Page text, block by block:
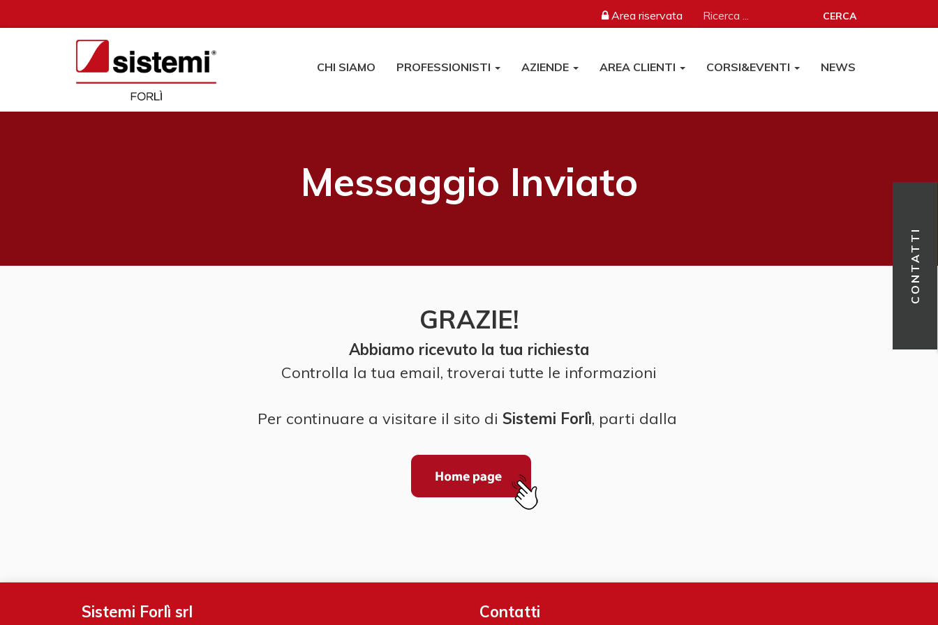
CONTATTI
Area riservata CERCA
CHI SIAMO PROFESSIONISTI AZIENDE AREA CLIENTI CORSI&EVENTI NEWS
Messaggio Inviato
GRAZIE!
Abbiamo ricevuto la tua richiesta
Controlla la tua email, troverai tutte le informazioni
Per continuare a visitare il sito di Sistemi Forlì, parti dalla
Sistemi Forlì srl Contatti